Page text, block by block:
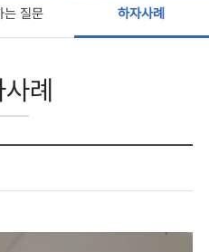
는 질문 하자사례
례